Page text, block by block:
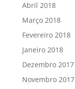
Abril 2018
Março 2018
Fevereiro 2018
Janeiro 2018
Dezembro 2017
Novembro 2017